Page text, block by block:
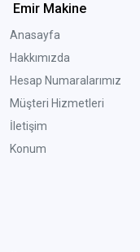
Emir Makine
Anasayfa
Hakkımızda
Hesap Numaralarımız
Müşteri Hizmetleri
İletişim
Konum